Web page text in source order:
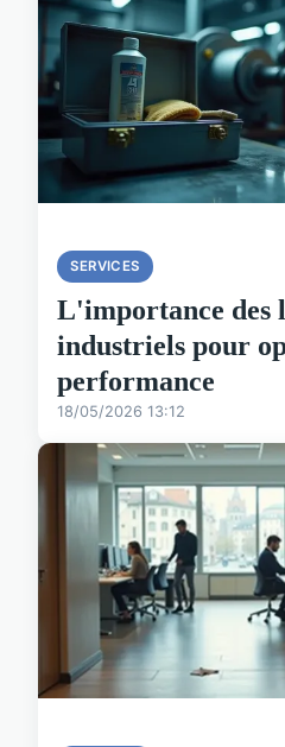
SERVICES
L'importance des
industriels pour
performance
18/05/2026 13:12